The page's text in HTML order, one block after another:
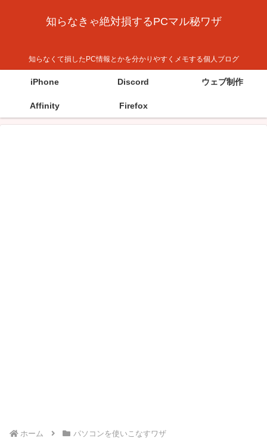
知らなきゃ絶対損するPCマル秘ワザ
知らなくて損したPC情報とかを分かりやすくメモする個人ブログ
iPhone Discord ウェブ制作
Affinity Firefox
ホーム パソコンを使いこなすワザ